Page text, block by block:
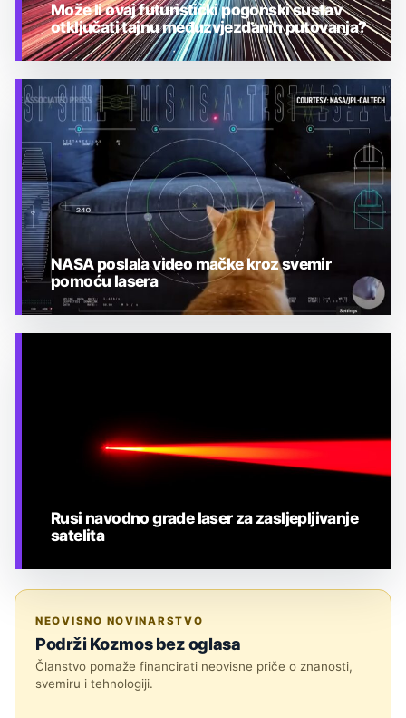
TEHNOLOGIJA
Može li ovaj futuristički pogonski sustav
otključati tajnu međuzvjezdanih putovanja?
NASA poslala video mačke kroz svemir
pomoću lasera
Rusi navodno grade laser za zasljepljivanje
satelita
NEOVISNO NOVINARSTVO
Podrži Kozmos bez oglasa
Članstvo pomaže financirati neovisne priče o znanosti,
svemiru i tehnologiji.